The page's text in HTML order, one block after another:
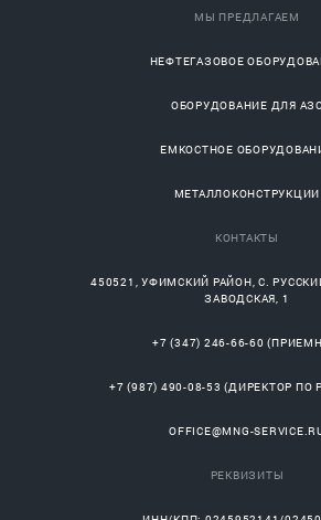
МЫ ПРЕДЛАГАЕМ
НЕФТЕГАЗОВОЕ
ОБОРУДОВАНИЕ ДЛЯ АЗС
ЕМКОСТНОЕ
МЕТАЛЛОКОНСТРУКЦИИ
КОНТАКТЫ
450521 ,УФИМСКИЙ РАЙОН, С.
ЗАВОДСКАЯ, 1
+7 (347) 246-66-60
+7 (987) 490-08-53 (ДИРЕКТОР ПО
OFFICE@MNG-
РЕКВИЗИТЫ